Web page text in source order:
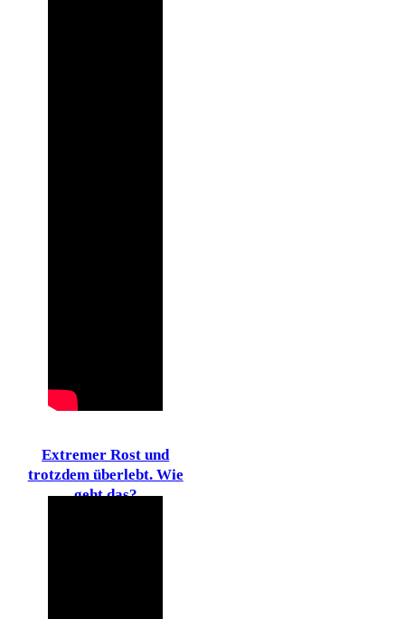
Extremer Rost und
trotzdem überlebt. Wie
geht das?